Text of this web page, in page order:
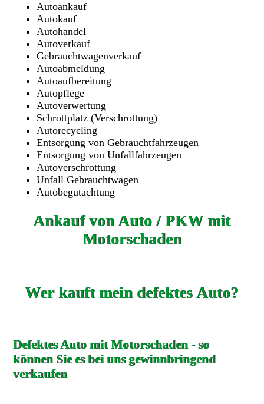
Autoankauf
Autokauf
Autohandel
Autoverkauf
Gebrauchtwagenverkauf
Autoabmeldung
Autoaufbereitung
Autopflege
Autoverwertung
Schrottplatz (Verschrottung)
Autorecycling
Entsorgung von Gebrauchtfahrzeugen
Entsorgung von Unfallfahrzeugen
Autoverschrottung
Unfall Gebrauchtwagen
Autobegutachtung
Ankauf von Auto / PKW mit
Motorschaden
Wer kauft mein defektes Auto?
Defektes Auto mit Motorschaden - so
können Sie es bei uns gewinnbringend
verkaufen